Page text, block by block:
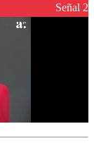
Señal 2